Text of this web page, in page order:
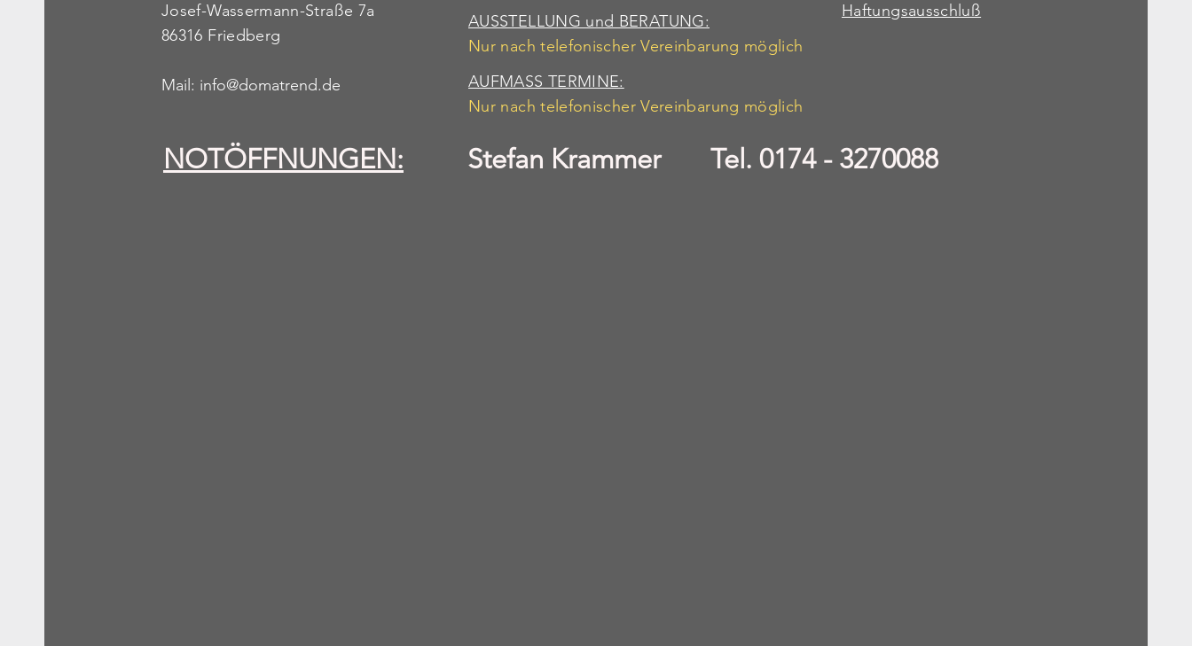
Josef-Wassermann-Straße 7a
86316 Friedberg
Mail: info@domatrend.de
AUSSTELLUNG und BERATUNG:
Nur nach telefonischer Vereinbarung möglich
AUFMASS TERMINE:
Nur nach telefonischer Vereinbarung möglich
Haftungsausschluß
NOTÖFFNUNGEN: Stefan Krammer Tel. 0174 - 3270088